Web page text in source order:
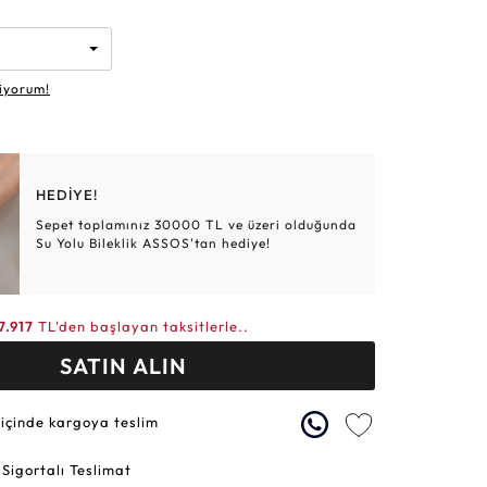
Elmas Bilezikler
Altın Tesbihler
Altın Hasır Setler
Violet
HEDİYE!
Sepet toplamınız 30000 TL ve üzeri olduğunda
Su Yolu Bileklik ASSOS'tan hediye!
TL'den başlayan taksitlerle..
SATIN ALIN
kargoya teslim
Teslimat